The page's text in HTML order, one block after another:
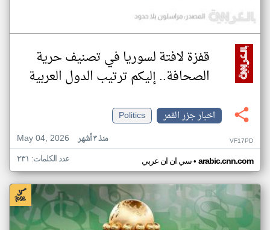
قفزة لافتة لسوريا في تصنيف حرية
الصحافة.. إليكم ترتيب الدول العربية
اخبار جزر القمر
Politics
May 04, 2026
منذ ٣ أشهر VF17PD
سي ان ان عربي• arabic.cnn.com عدد الكلمات: ٢٣١